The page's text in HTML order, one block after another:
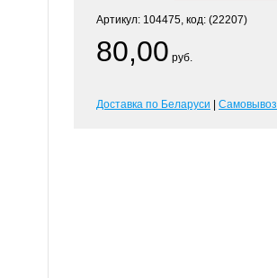
Артикул: 104475, код: (22207)
80,00 руб.
Доставка по Беларуси Самовывоз